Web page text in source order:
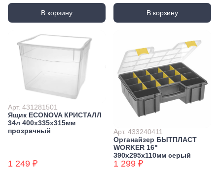
В корзину В корзину
Арт. 431281501
Ящик ECONOVA КРИСТАЛЛ
34л 400х335х315мм
прозрачный
1 249 ₽
Арт. 433240411
Органайзер БЫТПЛАСТ
WORKER 16"
390х295х110мм серый
1 299 ₽